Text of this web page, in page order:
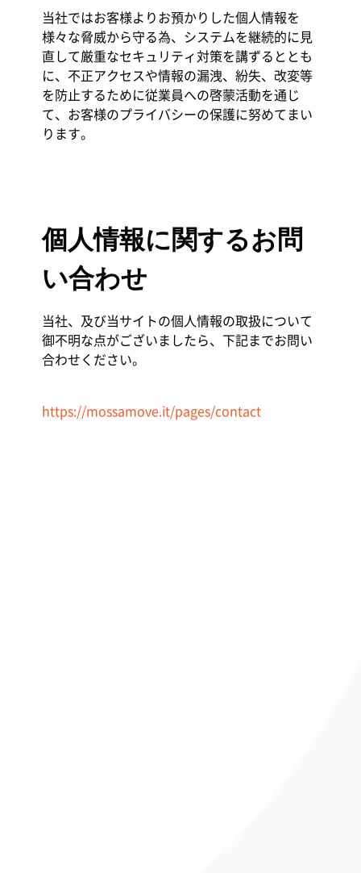
当社ではお客様よりお預かりした個人情報を
様々な脅威から守る為、システムを継続的に見
直して厳重なセキュリティ対策を講ずるととも
に、不正アクセスや情報の漏洩、紛失、改変等
を防止するために従業員への啓蒙活動を通じ
て、お客様のプライバシーの保護に努めてまい
ります。
個人情報に関するお問
い合わせ
当社、及び当サイトの個人情報の取扱について
御不明な点がございましたら、下記までお問い
合わせください。
https://mossamove.it/pages/contact